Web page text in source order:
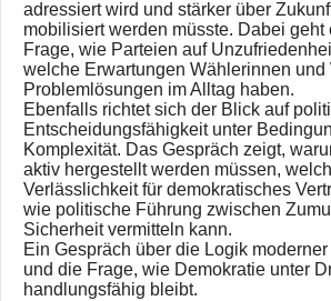
adressiert wird und stärker über
mobilisiert werden müsste. Dabei geht
Frage, wie Parteien auf
welche Erwartungen Wählerinnen und
Problemlösungen im Alltag haben.
Ebenfalls richtet sich der Blick auf
Entscheidungsfähigkeit unter
Komplexität. Das Gespräch zeigt,
aktiv hergestellt werden müssen,
Verlässlichkeit für demokratisches
wie politische Führung zwischen
Sicherheit vermitteln kann.
Ein Gespräch über die Logik
und die Frage, wie Demokratie unter
handlungsfähig bleibt.